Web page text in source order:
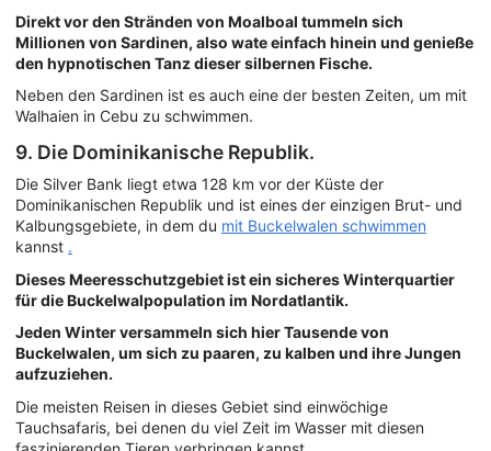
Direkt vor den Stränden von Moalboal tummeln sich
Millionen von Sardinen, also wate einfach hinein und genieße
den hypnotischen Tanz dieser silbernen Fische.
Neben den Sardinen ist es auch eine der besten Zeiten, um mit
Walhaien in Cebu zu schwimmen.
9. Die Dominikanische Republik.
Die Silver Bank liegt etwa 128 km vor der Küste der
Dominikanischen Republik und ist eines der einzigen Brut- und
Kalbungsgebiete, in dem du mit Buckelwalen schwimmen
kannst .
Dieses Meeresschutzgebiet ist ein sicheres Winterquartier
für die Buckelwalpopulation im Nordatlantik.
Jeden Winter versammeln sich hier Tausende von
Buckelwalen, um sich zu paaren, zu kalben und ihre Jungen
aufzuziehen.
Die meisten Reisen in dieses Gebiet sind einwöchige
Tauchsafaris, bei denen du viel Zeit im Wasser mit diesen